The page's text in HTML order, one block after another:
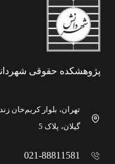
پژوهشکده حقوقی
تهران، بلوار کریم‌خان
گیلان، پلاک 5
021-88811581